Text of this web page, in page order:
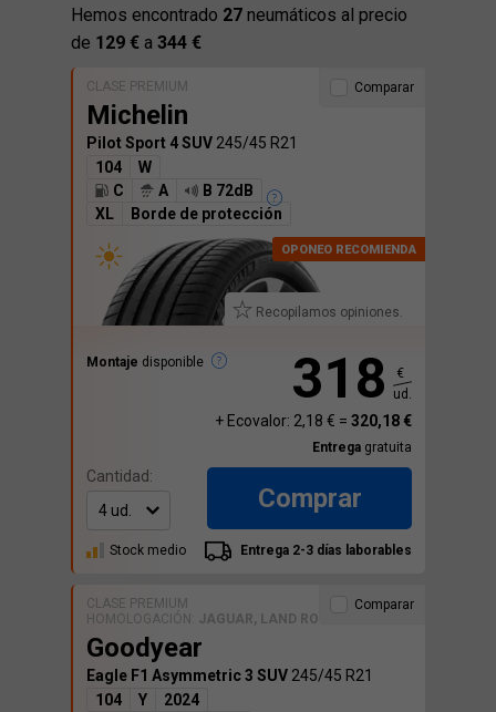
Hemos encontrado 27 neumáticos al precio
de 129 € a 344 €
CLASE PREMIUM
Michelin
Pilot Sport 4 SUV 245/45 R21
104
W
C
A
B 72dB
XL
Borde de protección
Recopilamos opiniones.
Montaje disponible
Comparar
318
€
ud.
+ Ecovalor: 2,18 € = 320,18 €
Entrega gratuita
Cantidad:
Comprar
Stock medio Entrega 2-3 días laborables
CLASE PREMIUM
HOMOLOGACIÓN:
JAGUAR, LAND ROVER
Goodyear
Eagle F1 Asymmetric 3 SUV 245/45 R21
104
Y
2024
Comparar